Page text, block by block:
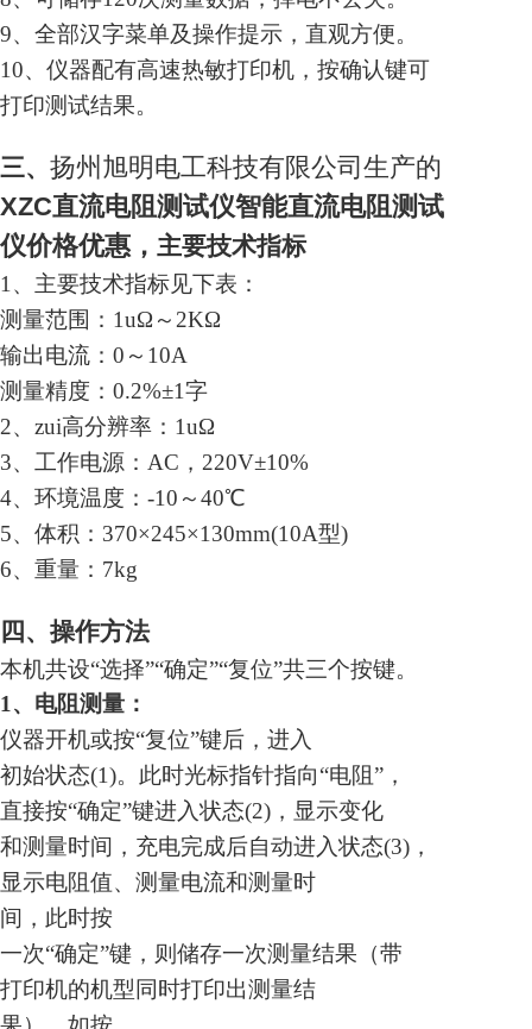
9、全部汉字菜单及操作提示，直观方便。
10、仪器配有高速热敏打印机，按确认键可
打印测试结果。
三、 扬州旭明电工科技有限公司生产的
XZC直流电阻测试仪智能直流电阻测试
仪价格优惠， 主要技术指标
1、主要技术指标见下表：
测量范围：1uΩ～2KΩ
输出电流：0～10A
测量精度：0.2%±1字
2、zui高分辨率：1uΩ
3、工作电源：AC，220V±10%
4、环境温度：-10～40℃
5、体积：370×245×130mm(10A型)
6、重量：7kg
四、操作方法
本机共设“选择”“确定”“复位”共三个按键。
1、电阻测量：
仪器开机或按“复位”键后，进入
初始状态(1)。此时光标指针指向“电阻”，
直接按“确定”键进入状态(2)，显示变化
和测量时间，充电完成后自动进入状态(3)，
显示电阻值、测量电流和测量时
间，此时按
一次“确定”键，则储存一次测量结果（带
打印机的机型同时打印出测量结